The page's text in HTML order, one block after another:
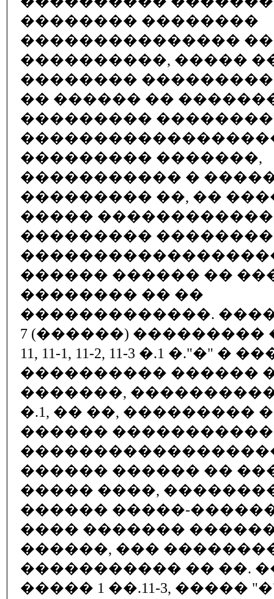
�������� ��������
���������������
����������, �����
��������
�� ������ ��
���������
��������� �������,
����������� �
��������� ��, �� ����
����� ������������
���������
������ ������ ��
�������� �� ��
�������������. ������
7 (������) ���������
11, 11-1, 11-2, 11-3 �.1 �."�" �
���������� ������
�������,
�.1, �� ��, ���������
������
������ ������ ��
����� ����,
������ �����-
���� �������
������, ���
����������� �� ��.
����� 1 ��.11-3, �����